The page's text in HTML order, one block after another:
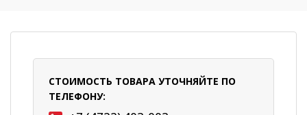
СТОИМОСТЬ ТОВАРА УТОЧНЯЙТЕ ПО
ТЕЛЕФОНУ: